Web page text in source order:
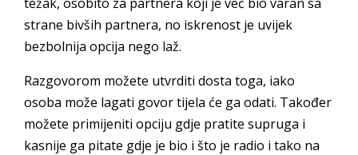
strane bivših partnera, no iskrenost je uvijek
bezbolnija opcija nego laž.
Razgovorom možete utvrditi dosta toga, iako
osoba može lagati govor tijela će ga odati. Također
možete primijeniti opciju gdje pratite supruga i
kasnije ga pitate gdje je bio i što je radio i tako na